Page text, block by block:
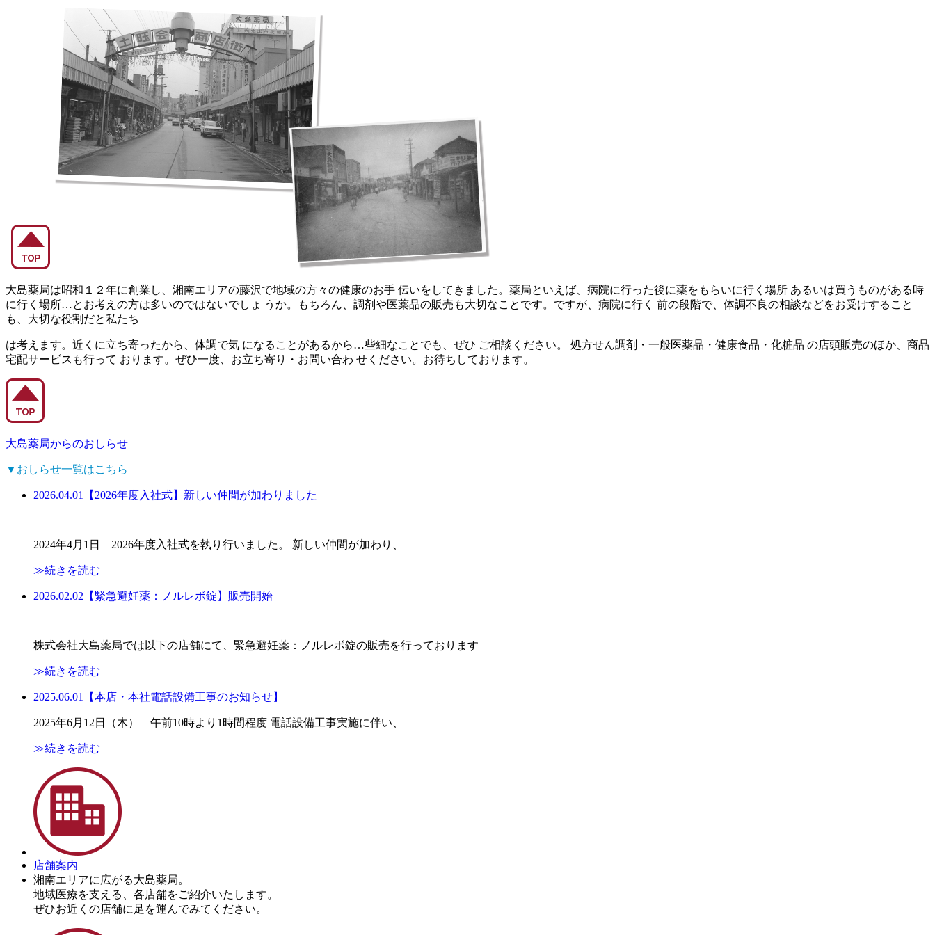
大島薬局は昭和１２年に創業し、湘南エリアの藤沢で地域の方々の健康のお手 伝いをしてきました。薬局といえば、病院に行った後に薬をもらいに行く場所 あるいは買うものがある時
に行く場所…とお考えの方は多いのではないでしょ うか。もちろん、調剤や医薬品の販売も大切なことです。ですが、病院に行く 前の段階で、体調不良の相談などをお受けすること
も、大切な役割だと私たち
は考えます。近くに立ち寄ったから、体調で気 になることがあるから…些細なことでも、ぜひ ご相談ください。 処方せん調剤・一般医薬品・健康食品・化粧品 の店頭販売のほか、商品
宅配サービスも行って おります。ぜひ一度、お立ち寄り・お問い合わ せください。お待ちしております。
大島薬局からのおしらせ
▼おしらせ一覧はこちら
2026.04.01【2026年度入社式】新しい仲間が加わりました
2024年4月1日 2026年度入社式を執り行いました。 新しい仲間が加わり、
≫続きを読む
2026.02.02【緊急避妊薬：ノルレボ錠】販売開始
株式会社大島薬局では以下の店舗にて、緊急避妊薬：ノルレボ錠の販売を行っております
≫続きを読む
2025.06.01【本店・本社電話設備工事のお知らせ】
2025年6月12日（木） 午前10時より1時間程度 電話設備工事実施に伴い、
≫続きを読む
店舗案内
湘南エリアに広がる大島薬局。
地域医療を支える、各店舗をご紹介いたします。
ぜひお近くの店舗に足を運んでみてください。